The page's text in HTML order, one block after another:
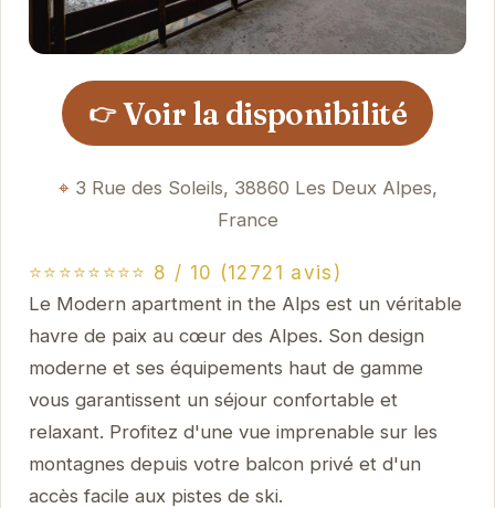
👉 Voir la disponibilité
3 Rue des Soleils, 38860 Les Deux Alpes,
France
⭐⭐⭐⭐⭐⭐⭐⭐ 8 / 10 (12721 avis)
Le Modern apartment in the Alps est un véritable
havre de paix au cœur des Alpes. Son design
moderne et ses équipements haut de gamme
vous garantissent un séjour confortable et
relaxant. Profitez d'une vue imprenable sur les
montagnes depuis votre balcon privé et d'un
accès facile aux pistes de ski.